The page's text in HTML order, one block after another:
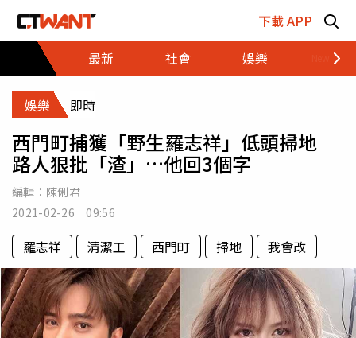
下載 APP
最新
社會 娛樂 財經
娛樂 即時
西門町捕獲「野生羅志祥」低頭掃地
路人狠批「渣」…他回3個字
編輯： 陳俐君
2021-02-26 09:56
羅志祥 清潔工 西門町 掃地 我會改